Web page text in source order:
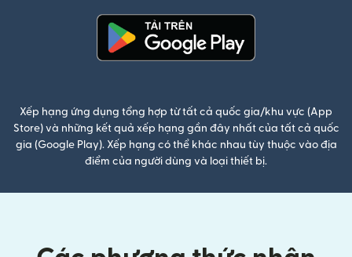
Xếp hạng ứng dụng tổng hợp từ tất cả quốc gia/khu vực (App
Store) và những kết quả xếp hạng gần đây nhất của tất cả quốc
gia (Google Play). Xếp hạng có thể khác nhau tùy thuộc vào địa
điểm của người dùng và loại thiết bị.